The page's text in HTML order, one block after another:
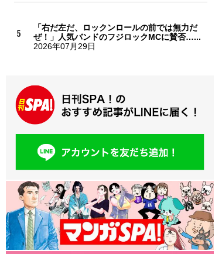
「右だ左だ、ロックンロールの前では無力だ
ぜ！」人気バンドのフジロックMCに賛否…...
2026年07月29日